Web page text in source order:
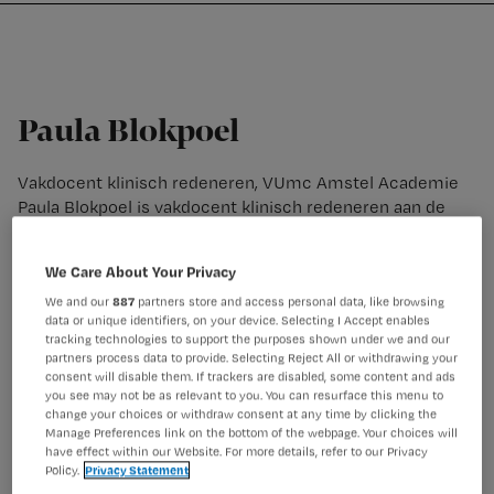
Nursing
Paula Blokpoel
Vakdocent klinisch redeneren, VUmc Amstel Academie
Paula Blokpoel is vakdocent klinisch redeneren aan de
werkt zij als IC-verpleegkundige.
We Care About Your Privacy
We and our887 partners store and access personal data, like browsing
data or unique identifiers, on your device. Selecting I Accept enables
tracking technologies to support the purposes shown under we and our
partners process data to provide. Selecting Reject All or withdrawing your
consent will disable them. If trackers are disabled, some content and ads
you see may not be as relevant to you. You can resurface this menu to
change your choices or withdraw consent at any time by clicking the
Manage Preferences link on the bottom of the webpage. Your choices will
have effect within our Website. For more details, refer to our Privacy
Policy. Privacy Statement